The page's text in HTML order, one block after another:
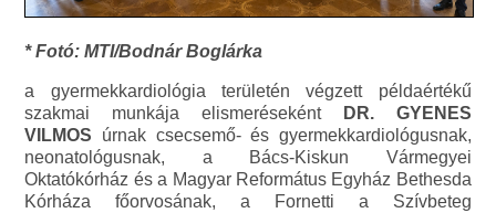
* Fotó: MTI/Bodnár Boglárka
a gyermekkardiológia területén végzett példaértékű
szakmai munkája elismeréseként
DR. GYENES
VILMOS úrnak csecsemő- és gyermekkardiológusnak,
neonatológusnak, a Bács-Kiskun Vármegyei
Oktatókórház és a Magyar Református Egyház Bethesda
Kórháza főorvosának, a Fornetti a Szívbeteg